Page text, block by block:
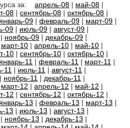
за: апрель-08 | май-08 |
08 | сентябрь-08 | октябрь-08 |
09 | февраль-09 | март-09 |
09 | июль-09 | август-09 |
| ноябрь-09 | декабрь-09 |
март-10 | апрель-10 | май-10 |
10 | сентябрь-10 | октябрь-10 |
11 | февраль-11 | март-11 |
11 | июль-11 | август-11 |
| ноябрь-11 | декабрь-11 |
март-12 | апрель-12 | май-12 |
12 | сентябрь-12 | октябрь-12 |
13 | февраль-13 | март-13 |
13 | июль-13 | август-13 |
| ноябрь-13 | декабрь-13 |